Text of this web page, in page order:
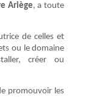
Ariège, a toute
de celles et
ou le domaine
créer ou
promouvoir les